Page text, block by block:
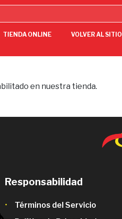
TIENDA ONLINE VOLVER AL SITIO
en nuestra tienda.
Responsabilidad
Términos del Servicio